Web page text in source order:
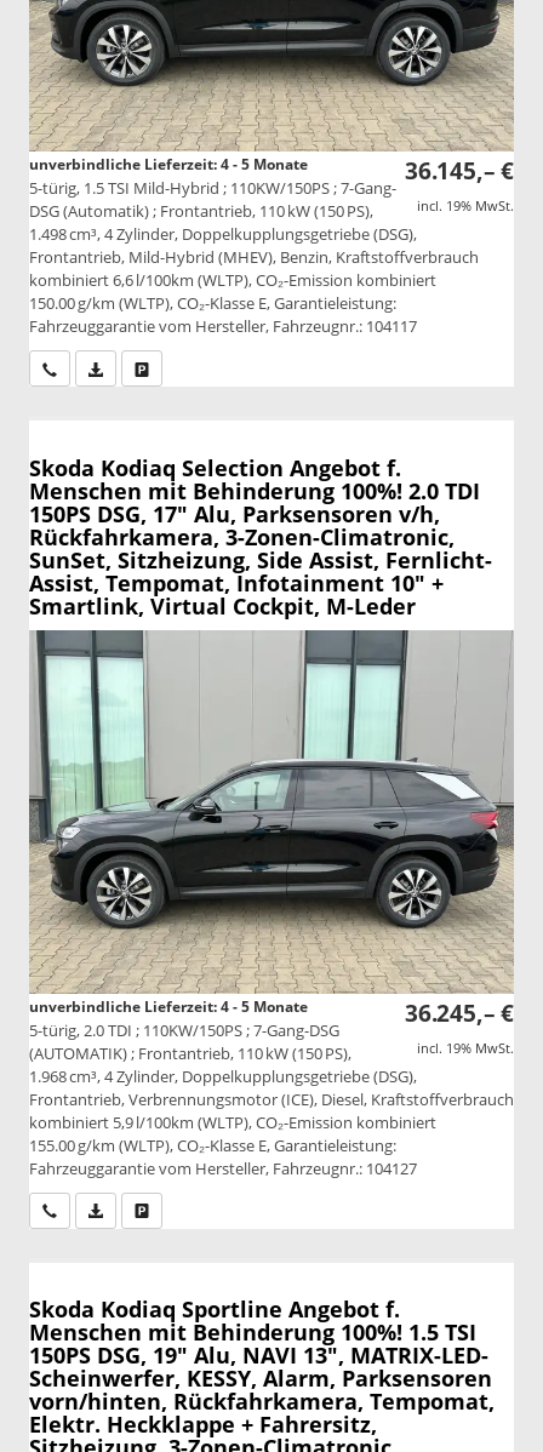
36.145,– €
incl. 19% MwSt.
unverbindliche Lieferzeit: 4 - 5 Monate
5-türig, 1.5 TSI Mild-Hybrid ; 110KW/150PS ; 7-Gang-
DSG (Automatik) ; Frontantrieb, 110 kW (150 PS),
1.498 cm³, 4 Zylinder, Doppelkupplungsgetriebe (DSG),
Frontantrieb, Mild-Hybrid (MHEV), Benzin, Kraftstoffverbrauch
kombiniert 6,6 l/100km (WLTP), CO₂-Emission kombiniert
150.00 g/km (WLTP), CO₂-Klasse E, Garantieleistung:
Fahrzeuggarantie vom Hersteller, Fahrzeugnr.: 104117
Wir rufen Sie anPDF-Datei, Fahrzeugexposé drucken
Skoda Kodiaq Selection Angebot f.
Menschen mit Behinderung 100%! 2.0 TDI
150PS DSG, 17" Alu, Parksensoren v/h,
Rückfahrkamera, 3-Zonen-Climatronic,
SunSet, Sitzheizung, Side Assist, Fernlicht-
Assist, Tempomat, Infotainment 10" +
Smartlink, Virtual Cockpit, M-Leder
36.245,– €
incl. 19% MwSt.
unverbindliche Lieferzeit: 4 - 5 Monate
5-türig, 2.0 TDI ; 110KW/150PS ; 7-Gang-DSG
(AUTOMATIK) ; Frontantrieb, 110 kW (150 PS),
1.968 cm³, 4 Zylinder, Doppelkupplungsgetriebe (DSG),
Frontantrieb, Verbrennungsmotor (ICE), Diesel, Kraftstoffverbrauch
kombiniert 5,9 l/100km (WLTP), CO₂-Emission kombiniert
155.00 g/km (WLTP), CO₂-Klasse E, Garantieleistung:
Fahrzeuggarantie vom Hersteller, Fahrzeugnr.: 104127
Wir rufen Sie anPDF-Datei, Fahrzeugexposé drucken
Skoda Kodiaq Sportline Angebot f.
Menschen mit Behinderung 100%! 1.5 TSI
150PS DSG, 19" Alu, NAVI 13", MATRIX-LED-
Scheinwerfer, KESSY, Alarm, Parksensoren
vorn/hinten, Rückfahrkamera, Tempomat,
Elektr. Heckklappe + Fahrersitz,